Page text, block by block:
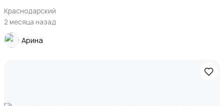
Мода и стиль
Краснодарский
2 месяца назад
Арина